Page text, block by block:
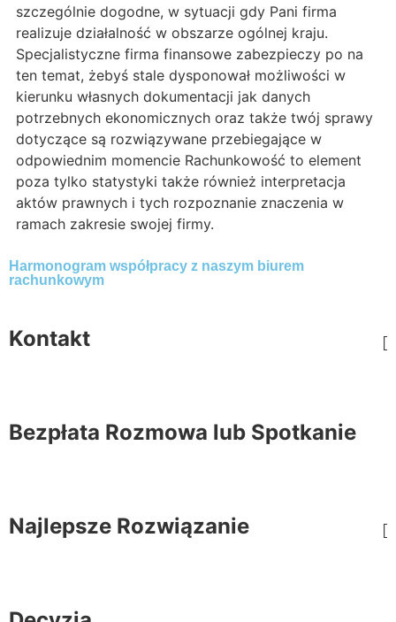
szczególnie dogodne, w sytuacji gdy Pani firma
realizuje działalność w obszarze ogólnej kraju.
Specjalistyczne firma finansowe zabezpieczy po na
ten temat, żebyś stale dysponował możliwości w
kierunku własnych dokumentacji jak danych
potrzebnych ekonomicznych oraz także twój sprawy
dotyczące są rozwiązywane przebiegające w
odpowiednim momencie Rachunkowość to element
poza tylko statystyki także również interpretacja
aktów prawnych i tych rozpoznanie znaczenia w
ramach zakresie swojej firmy.
Harmonogram współpracy z naszym biurem
rachunkowym
Kontakt
Bezpłata Rozmowa lub Spotkanie
Najlepsze Rozwiązanie